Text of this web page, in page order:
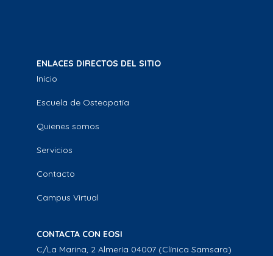
ENLACES DIRECTOS DEL SITIO
Inicio
Escuela de Osteopatía
Quienes somos
Servicios
Contacto
Campus Virtual
CONTACTA CON EOSI
C/La Marina, 2 Almería 04007 (Clínica Samsara)